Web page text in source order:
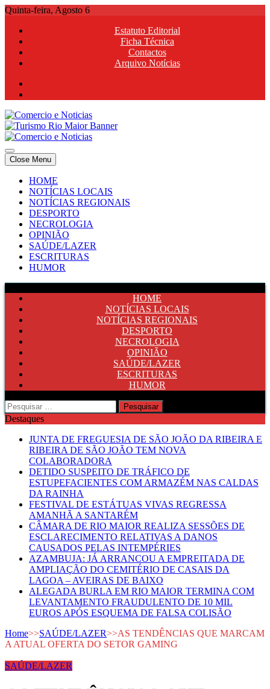
Skip
content
Quinta-feira, Agosto 6
Estatuto Editorial
Ficha Técnica
Contactos
Arquivo Notícias
Comercio e Noticias
Notícias e Publicidade Online
Comercio e Noticias
Notícias e Publicidade Online
Close Menu
HOME
NOTÍCIAS LOCAIS
NOTÍCIAS REGIONAIS
DESPORTO
NECROLOGIA
OPINIÃO
SAÚDE/LAZER
ESCRITURAS
HUMOR
HOME
NOTÍCIAS LOCAIS
NOTÍCIAS REGIONAIS
DESPORTO
NECROLOGIA
OPINIÃO
SAÚDE/LAZER
ESCRITURAS
HUMOR
Pesquisar
por:
Destaques
JUNTA DE FREGUESIA DE SÃO JOÃO DA RIBEIRA E
RIBEIRA DE SÃO JOÃO TEM NOVA
COLABORADORA
DETIDO SUSPEITO DE TRÁFICO DE
ESTUPEFACIENTES COM ARMAZÉM NAS CALDAS
DA RAINHA
FESTIVAL DE ESTÁTUAS VIVAS REGRESSA
AMANHÃ A SANTARÉM
CÂMARA DE RIO MAIOR REALIZA SESSÕES DE
ESCLARECIMENTO RELATIVAS A DANOS
CAUSADOS PELAS INTEMPÉRIES
AZAMBUJA: JÁ ARRANCOU A EMPREITADA DE
AMPLIAÇÃO DO CEMITÉRIO DE CASAIS DA
LAGOA – AVEIRAS DE BAIXO
ALEGADA BURLA EM RIO MAIOR TERMINA COM
LEVANTAMENTO FRAUDULENTO DE 10 MIL
EUROS APÓS ESQUEMA DE FALSA COLISÃO
Home>>SAÚDE/LAZER>>AS TENDÊNCIAS QUE MARCAM
A ATUAL OFERTA DO SETOR GAMING
SAÚDE/LAZER